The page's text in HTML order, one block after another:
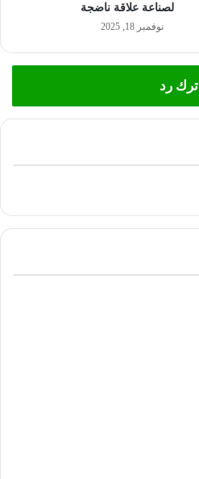
لصناعة علاقة ناضجة
نوفمبر 18, 2025
اترك رد